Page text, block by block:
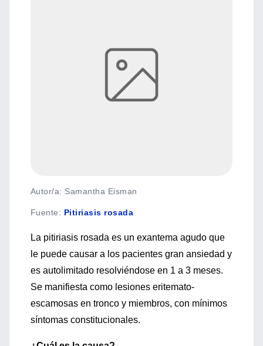
Autor/a: Samantha Eisman
Fuente: Pitiriasis rosada
La pitiriasis rosada es un exantema agudo que
le puede causar a los pacientes gran ansiedad y
es autolimitado resolviéndose en 1 a 3 meses.
Se manifiesta como lesiones eritemato-
escamosas en tronco y miembros, con mínimos
síntomas constitucionales.